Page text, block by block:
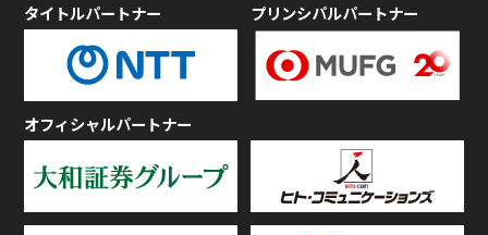
タイトルパートナー プリンシパルパートナー
オフィシャルパートナー